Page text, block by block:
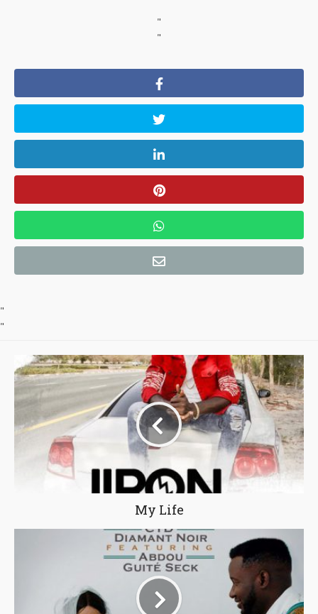
"
"
"
"
My Life